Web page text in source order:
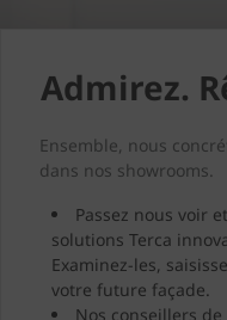
Admirez.
Ensemble, nous
dans nos showrooms.
Passez nous voir
solutions Terca
Examinez-les,
votre future façade.
Nos conseillers